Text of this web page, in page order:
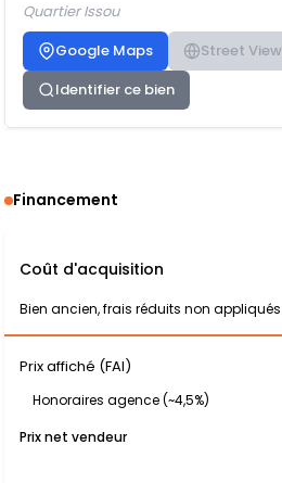
Quartier Issou
Google Maps
Street View
Identifier ce bien
Financement
Coût d'acquisition
Bien ancien, frais réduits non appliqués
Prix affiché (FAI)
Honoraires agence (~4,5%)
Prix net vendeur